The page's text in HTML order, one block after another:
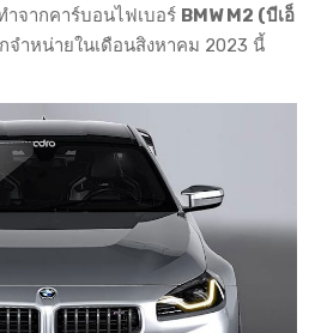
จากคาร์บอนไฟเบอร์ BMW M2 (บีเอ็
จำหน่ายในเดือนสิงหาคม 2023 นี้